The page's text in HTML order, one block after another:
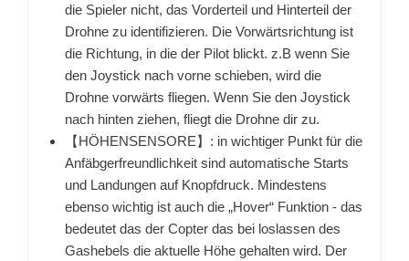
die Spieler nicht, das Vorderteil und Hinterteil der
Drohne zu identifizieren. Die Vorwärtsrichtung ist
die Richtung, in die der Pilot blickt. z.B wenn Sie
den Joystick nach vorne schieben, wird die
Drohne vorwärts fliegen. Wenn Sie den Joystick
nach hinten ziehen, fliegt die Drohne dir zu.
【HÖHENSENSORE】: in wichtiger Punkt für die
Anfäbgerfreundlichkeit sind automatische Starts
und Landungen auf Knopfdruck. Mindestens
ebenso wichtig ist auch die „Hover“ Funktion - das
bedeutet das der Copter das bei loslassen des
Gashebels die aktuelle Höhe gehalten wird. Der